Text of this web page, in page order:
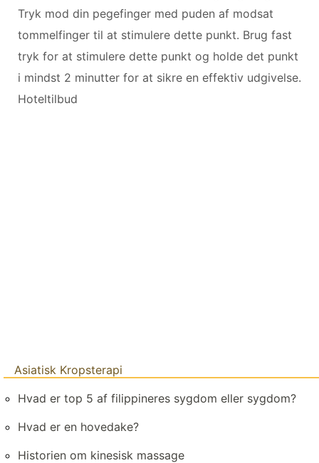
Tryk mod din pegefinger med puden af ​​modsat
tommelfinger til at stimulere dette punkt. Brug fast
tryk for at stimulere dette punkt og holde det punkt
i mindst 2 minutter for at sikre en effektiv udgivelse.
Hoteltilbud
Asiatisk Kropsterapi
Hvad er top 5 af filippineres sygdom eller sygdom?
Hvad er en hovedake?
Historien om kinesisk massage